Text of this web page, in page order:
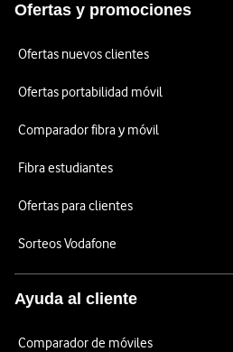
Ofertas y promociones
Ofertas nuevos clientes
Ofertas portabilidad móvil
Comparador fibra y móvil
Fibra estudiantes
Ofertas para clientes
Sorteos Vodafone
Ayuda al cliente
Comparador de móviles